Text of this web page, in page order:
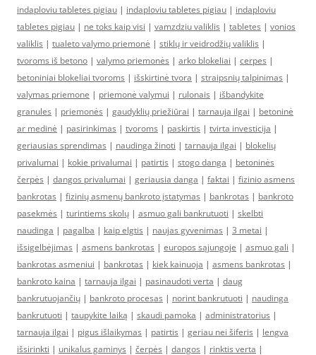
indaploviu tabletes pigiau | indaploviu tabletes pigiau | indaploviu
tabletes pigiau | ne toks kaip visi | vamzdziu valiklis | tabletes | vonios
valiklis | tualeto valymo priemonė | stiklų ir veidrodžių valiklis |
tvoroms iš betono | valymo priemonės | arko blokeliai | cerpes |
betoniniai blokeliai tvoroms | išskirtinė tvora | straipsnių talpinimas |
valymas priemone | priemonė valymui | rulonais | išbandykite
granules | priemonės | gaudyklių priežiūrai | tarnauja ilgai | betoninė
ar medinė | pasirinkimas | tvoroms | paskirtis | tvirta investicija |
geriausias sprendimas | naudinga žinoti | tarnauja ilgai | blokelių
privalumai | kokie privalumai | patirtis | stogo danga | betoninės
čerpės | dangos privalumai | geriausia danga | faktai | fizinio asmens
bankrotas | fizinių asmenų bankroto įstatymas | bankrotas | bankroto
pasekmės | turintiems skolų | asmuo gali bankrutuoti | skelbti
naudinga | pagalba | kaip elgtis | naujas gyvenimas | 3 metai |
išsigelbėjimas | asmens bankrotas | europos sąjungoje | asmuo gali |
bankrotas asmeniui | bankrotas | kiek kainuoja | asmens bankrotas |
bankroto kaina | tarnauja ilgai | pasinaudoti verta | daug
bankrutuojančių | bankroto procesas | norint bankrutuoti | naudinga
bankrutuoti | taupykite laiką | skaudi pamoka | administratorius |
tarnauja ilgai | pigus išlaikymas | patirtis | geriau nei šiferis | lengva
išsirinkti | unikalus gaminys | čerpės | dangos | rinktis verta |